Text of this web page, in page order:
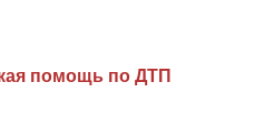
помощь по ДТП